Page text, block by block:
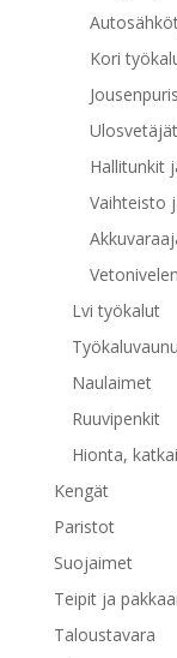
Kori
Ulosvetäjät
Hallitunkit
Vaihteisto
Lvi työkalut
Naulaimet
Ruuvipenkit
Hionta,
Kengät
Paristot
Suojaimet
Teipit ja
Taloustavara